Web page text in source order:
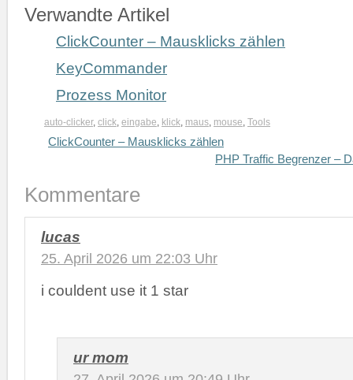
Verwandte Artikel
ClickCounter – Mausklicks zählen
KeyCommander
Prozess Monitor
auto-clicker, click, eingabe, klick, maus, mouse, Tools
ClickCounter – Mausklicks zählen
PHP Traffic Begrenzer –
Kommentare
lucas
25. April 2026 um 22:03 Uhr
i couldent use it 1 star
ur mom